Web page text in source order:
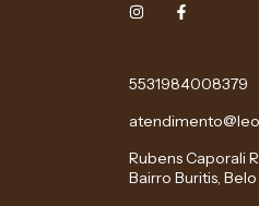
5531984008379
Rubens Caporali
Bairro Buritis,